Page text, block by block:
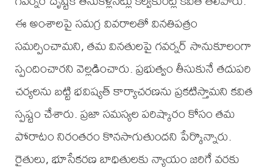
ఈ అంశాలపై సమగ్ర వివరాలతో వినతిపత్రం
సమర్పించామని, తమ వినతులపై గవర్నర్ సానుకూలంగా
స్పందించారని వెల్లడించారు. ప్రభుత్వం తీసుకునే తదుపరి
చర్యలను బట్టి భవిష్యత్ కార్యాచరణను ప్రకటిస్తామని కవిత
స్పష్టం చేశారు. ప్రజా సమస్యల పరిష్కారం కోసం తమ
పోరాటం నిరంతరం కొనసాగుతుందని పేర్కొన్నారు.
రైతులు, భూసేకరణ బాధితులకు న్యాయం జరిగే వరకు